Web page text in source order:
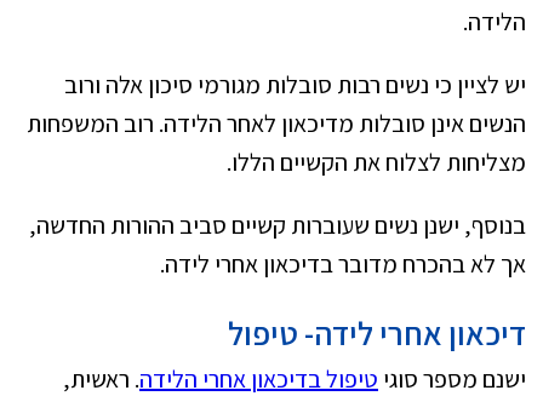
הלידה.
יש לציין כי נשים רבות סובלות מגורמי סיכון אלה ורוב
הנשים אינן סובלות מדיכאון לאחר הלידה. רוב המשפחות
מצליחות לצלוח את הקשיים הללו.
בנוסף, ישנן נשים שעוברות קשיים סביב ההורות החדשה,
אך לא בהכרח מדובר בדיכאון אחרי לידה.
דיכאון אחרי לידה- טיפול
ישנם מספר סוגי טיפול בדיכאון אחרי הלידה. ראשית,